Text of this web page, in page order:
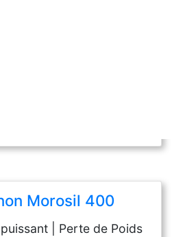
Morosil 400
| Perte de Poids